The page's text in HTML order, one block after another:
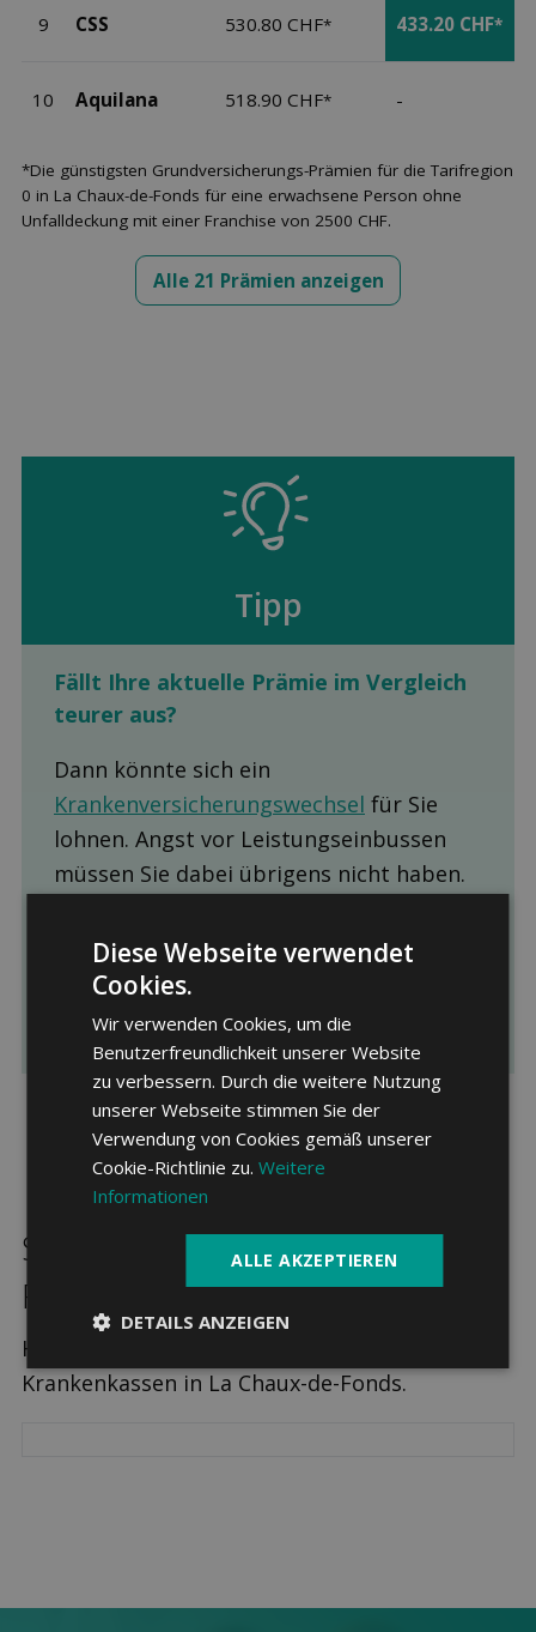
9 CSS 530.80 CHF* 433.20 CHF*
10 Aquilana 518.90 CHF* -
*Die günstigsten Grundversicherungs-Prämien für die Tarifregion
0 in La Chaux-de-Fonds für eine erwachsene Person ohne
Unfalldeckung mit einer Franchise von 2500 CHF.
Alle 21 Prämien anzeigen
Tipp
Fällt Ihre aktuelle Prämie im Ver­gleich
teurer aus?
Dann könnte sich ein
Krankenversicherungswechsel für Sie
lohnen. Angst vor Leistungseinbussen
müssen Sie dabei übrigens nicht haben.
sind gesetzlich vorgegeben und daher
bei allen Krankenkassen, Modellen und
Franchisen identisch.
Sparpotenzial in La Chaux-de-
Fonds
Hier sehen Sie die drei günstigsten
Krankenkassen in La Chaux-de-Fonds.
Diese Webseite verwendet
Cookies.
Wir verwenden Cookies, um die
Benutzerfreundlichkeit unserer Website
zu verbessern. Durch die weitere Nutzung
unserer Webseite stimmen Sie der
Verwendung von Cookies gemäß unserer
Cookie-Richtlinie zu.Weitere
Informationen
ALLE AKZEPTIEREN
DETAILS ANZEIGEN